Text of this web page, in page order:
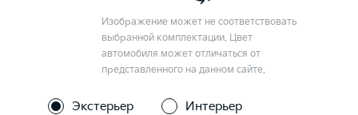
Изображение может не соответствовать
выбранной комплектации. Цвет
автомобиля может отличаться от
представленного на данном сайте.
Экстерьер Интерьер